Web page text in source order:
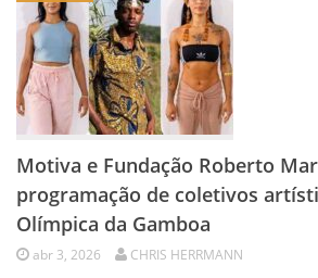
Motiva e Fundação Roberto
programação de coletivos
Olímpica da Gamboa
abr 3, 2026 CHRIS HERRMANN